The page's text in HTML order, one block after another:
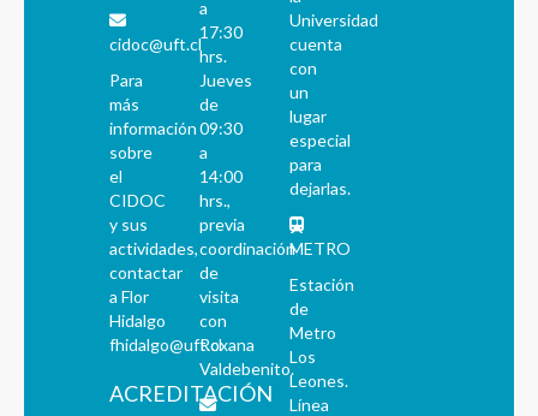
cidoc@uft.cl
Para
más
información
sobre
el
CIDOC
y sus
actividades,
contactar
a Flor
Hidalgo
fhidalgo@uft.cl
ACREDITACIÓN
a
17:30
hrs.
Jueves
de
09:30
a
14:00
hrs.,
previa
coordinación
de
visita
con
Roxana
Valdebenito.
Universidad
cuenta
con
un
lugar
especial
para
dejarlas.
METRO
Estación
de
Metro
Los
Leones.
Línea